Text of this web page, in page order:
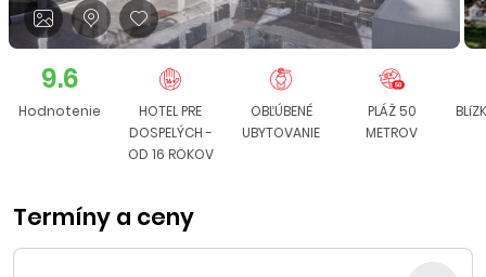
9.6
Hodnotenie
HOTEL PRE
DOSPELÝCH -
OD 16 ROKOV
OBĽÚBENÉ
UBYTOVANIE
PLÁŽ 50
METROV
Termíny a ceny